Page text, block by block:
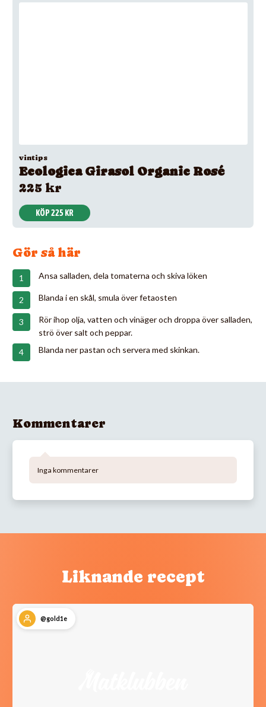
vintips
Ecologica Girasol Organic Rosé
225 kr
KÖP 225 KR
Gör så här
Ansa salladen, dela tomaterna och skiva löken
Blanda i en skål, smula över fetaosten
Rör ihop olja, vatten och vinäger och droppa över salladen,
strö över salt och peppar.
Blanda ner pastan och servera med skinkan.
Kommentarer
Inga kommentarer
Liknande recept
@gold1e